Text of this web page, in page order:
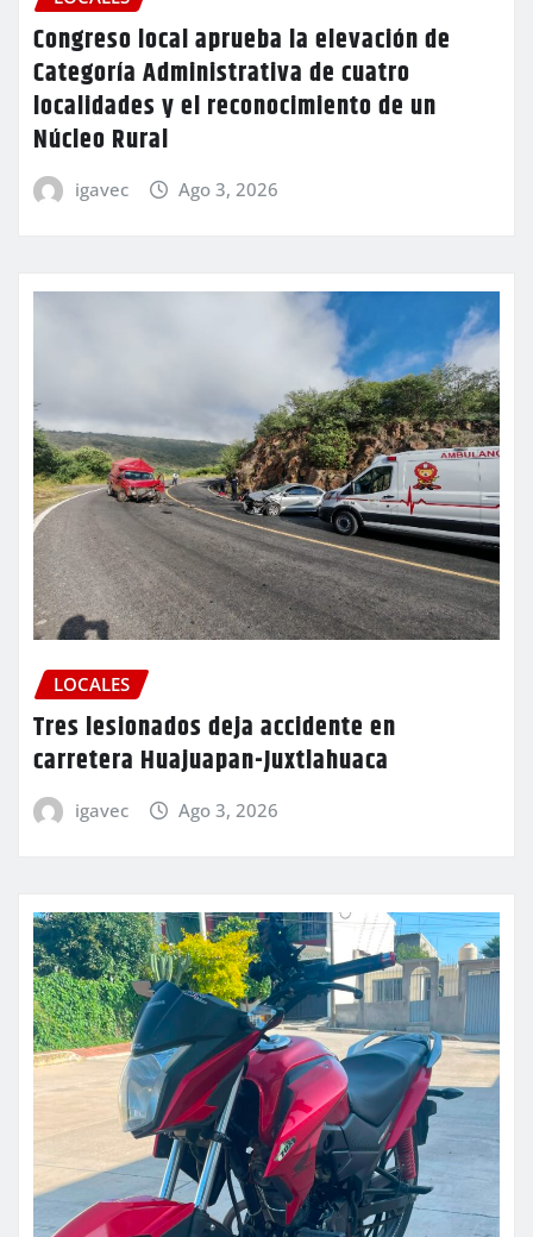
Congreso local aprueba la elevación de
Categoría Administrativa de cuatro
localidades y el reconocimiento de un
Núcleo Rural
igavec Ago 3, 2026
LOCALES
Tres lesionados deja accidente en
carretera Huajuapan-Juxtlahuaca
igavec Ago 3, 2026